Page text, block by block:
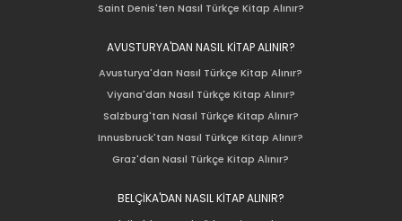
Saint Denis'ten Nasıl Türkçe Kitap Alınır?
AVUSTURYA'DAN NASIL KİTAP ALINIR?
Avusturya'dan Nasıl Türkçe Kitap Alınır?
Viyana'dan Nasıl Türkçe Kitap Alınır?
Salzburg'tan Nasıl Türkçe Kitap Alınır?
Innusbruck'tan Nasıl Türkçe Kitap Alınır?
Graz'dan Nasıl Türkçe Kitap Alınır?
BELÇİKA'DAN NASIL KİTAP ALINIR?